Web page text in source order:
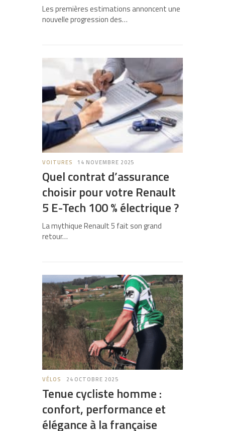
Les premières estimations annoncent une
nouvelle progression des…
VOITURES 14 NOVEMBRE 2025
Quel contrat d’assurance
choisir pour votre Renault
5 E-Tech 100 % électrique ?
La mythique Renault 5 fait son grand
retour…
VÉLOS 24 OCTOBRE 2025
Tenue cycliste homme :
confort, performance et
élégance à la française